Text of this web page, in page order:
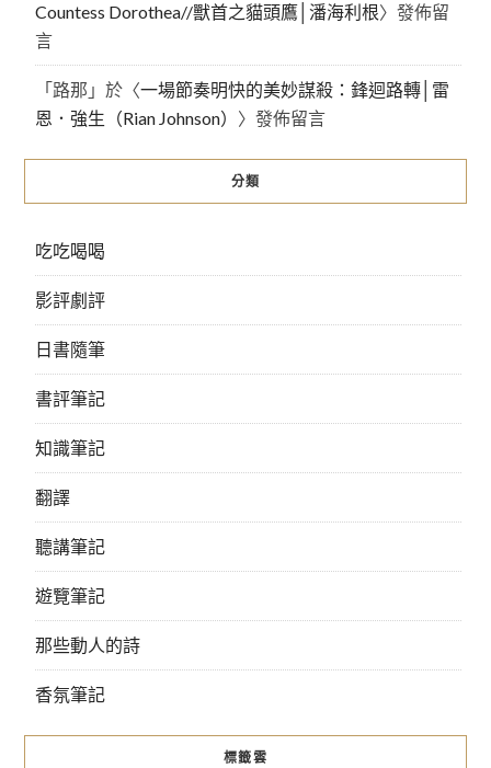
Countess Dorothea//獸首之貓頭鷹│潘海利根〉發佈留
言
「路那 」於〈一場節奏明快的美妙謀殺：鋒迴路轉│雷
恩．強生（Rian Johnson） 〉發佈留言
分類
吃吃喝喝
影評劇評
日書隨筆
書評筆記
知識筆記
翻譯
聽講筆記
遊覽筆記
那些動人的詩
香氛筆記
標籤雲